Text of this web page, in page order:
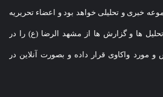
خبری و تحلیلی خواهد بود و اعضاء تحریریه
ها و گزارش ها از مشهد الرضا (ع) را در
و مورد واکاوی قرار داده و بصورت آنلاین در